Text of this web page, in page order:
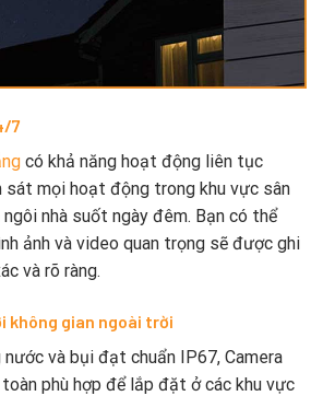
7
có khả năng hoạt động liên tục
sát mọi hoạt động trong khu vực sân
ngôi nhà suốt ngày đêm. Bạn có thể
ảnh và video quan trọng sẽ được ghi
và rõ ràng.
không gian ngoài trời
và bụi đạt chuẩn IP67, Camera
toàn phù hợp để lắp đặt ở các khu vực